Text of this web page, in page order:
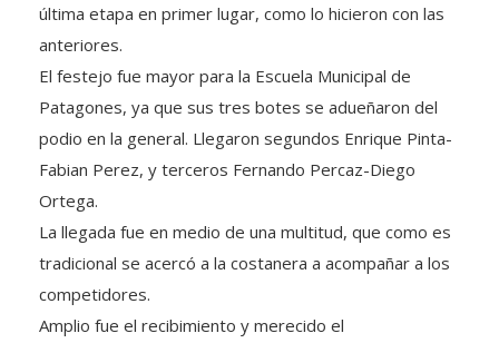
última etapa en primer lugar, como lo hicieron con las
anteriores.
El festejo fue mayor para la Escuela Municipal de
Patagones, ya que sus tres botes se adueñaron del
podio en la general. Llegaron segundos Enrique Pinta-
Fabian Perez, y terceros Fernando Percaz-Diego
Ortega.
La llegada fue en medio de una multitud, que como es
tradicional se acercó a la costanera a acompañar a los
competidores.
Amplio fue el recibimiento y merecido el